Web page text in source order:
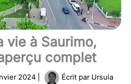
vie à Saurimo,
complet
2024 Écrit par Ursula